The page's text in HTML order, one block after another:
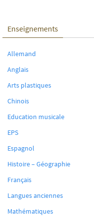
Enseignements
Allemand
Anglais
Arts plastiques
Chinois
Education musicale
EPS
Espagnol
Histoire – Géographie
Français
Langues anciennes
Mathématiques